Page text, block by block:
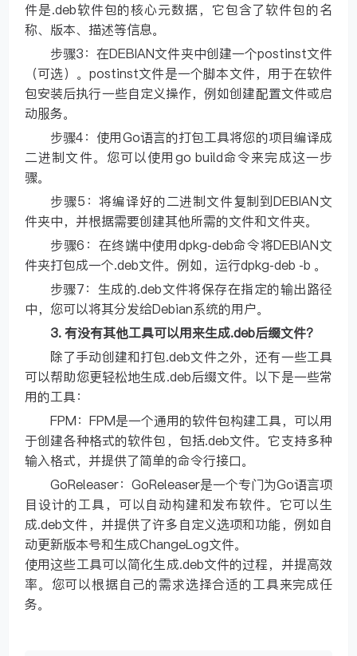
件是.deb软件包的核心元数据，它包含了软件包的名
称、版本、描述等信息。
步骤3：在DEBIAN文件夹中创建一个postinst文件
（可选）。postinst文件是一个脚本文件，用于在软件
包安装后执行一些自定义操作，例如创建配置文件或启
动服务。
步骤4：使用Go语言的打包工具将您的项目编译成
二进制文件。您可以使用go build命令来完成这一步
骤。
步骤5：将编译好的二进制文件复制到DEBIAN文
件夹中，并根据需要创建其他所需的文件和文件夹。
步骤6：在终端中使用dpkg-deb命令将DEBIAN文
件夹打包成一个.deb文件。例如，运行dpkg-deb -b 。
步骤7：生成的.deb文件将保存在指定的输出路径
中，您可以将其分发给Debian系统的用户。
3. 有没有其他工具可以用来生成.deb后缀文件？
除了手动创建和打包.deb文件之外，还有一些工具
可以帮助您更轻松地生成.deb后缀文件。以下是一些常
用的工具：
FPM：FPM是一个通用的软件包构建工具，可以用
于创建各种格式的软件包，包括.deb文件。它支持多种
输入格式，并提供了简单的命令行接口。
GoReleaser：GoReleaser是一个专门为Go语言项
目设计的工具，可以自动构建和发布软件。它可以生
成.deb文件，并提供了许多自定义选项和功能，例如自
动更新版本号和生成ChangeLog文件。
使用这些工具可以简化生成.deb文件的过程，并提高效
率。您可以根据自己的需求选择合适的工具来完成任
务。